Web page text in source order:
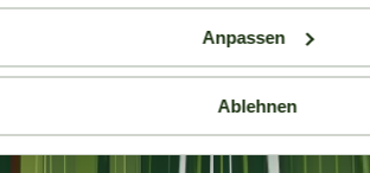
Anpassen
Ablehnen